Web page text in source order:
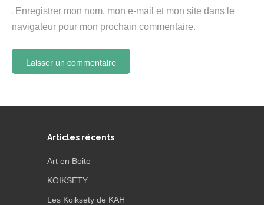
Enregistrer mon nom, mon e-mail et mon site dans le
navigateur pour mon prochain commentaire.
Articles récents
Art en Boite
KOIKSETY
Les Koiksety de KAH